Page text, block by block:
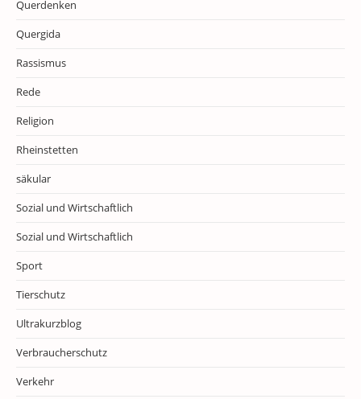
Querdenken
Quergida
Rassismus
Rede
Religion
Rheinstetten
säkular
Sozial und Wirtschaftlich
Sozial und Wirtschaftlich
Sport
Tierschutz
Ultrakurzblog
Verbraucherschutz
Verkehr